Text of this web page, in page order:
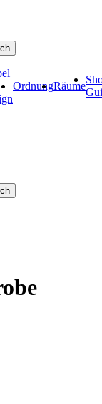
OrdnungRäume